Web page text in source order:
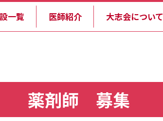
一覧 医師紹介 大志会について
薬剤師 募集